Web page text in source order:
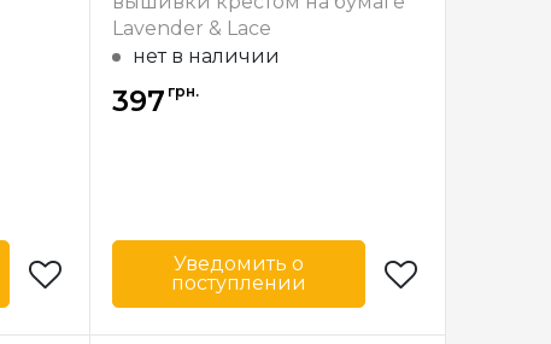
& Lace
Lavender & Lace
нет в наличии
397 грн.
Уведомить о
поступлении
Бренд
Lavender & Lace